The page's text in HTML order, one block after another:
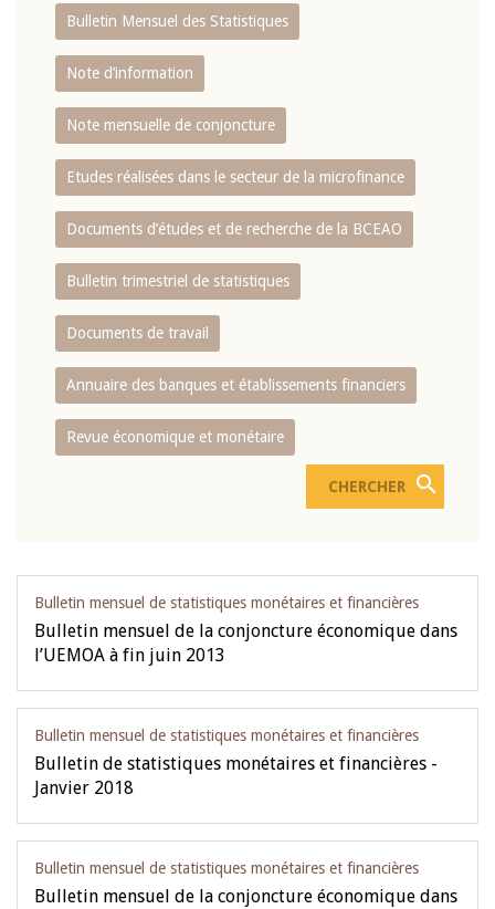
Bulletin Mensuel des Statistiques
Note d’information
Note mensuelle de conjoncture
Etudes réalisées dans le secteur de la microfinance
Documents d’études et de recherche de la BCEAO
Bulletin trimestriel de statistiques
Documents de travail
Annuaire des banques et établissements financiers
Revue économique et monétaire
Bulletin mensuel de statistiques monétaires et financières
Bulletin mensuel de la conjoncture économique dans
l’UEMOA à fin juin 2013
Bulletin mensuel de statistiques monétaires et financières
Bulletin de statistiques monétaires et financières -
Janvier 2018
Bulletin mensuel de statistiques monétaires et financières
Bulletin mensuel de la conjoncture économique dans